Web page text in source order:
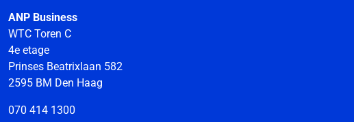
ANP Business
WTC Toren C
4e etage
Prinses Beatrixlaan 582
2595 BM Den Haag
070 414 1300